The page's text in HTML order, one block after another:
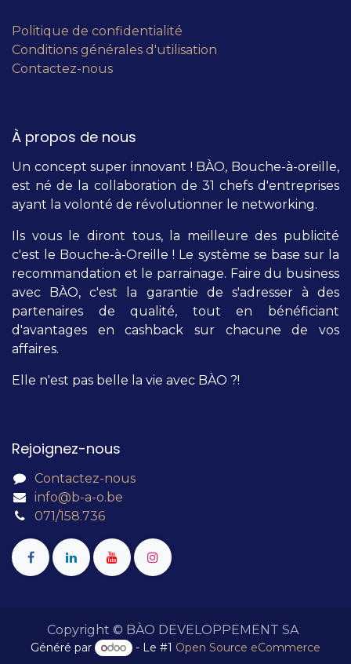
Politique de confidentialité
Conditions générales d'utilisation
Contactez-nous
À propos de nous
Un concept super innovant ! BÀO, Bouche-à-oreille,
est né de la collaboration de 31 chefs d'entreprises
ayant la volonté de révolutionner le networking.
Ils vous le diront tous, la meilleure des publicité
c'est le Bouche-à-Oreille ! Le système se base sur la
recommandation et le parrainage. Faire du business
avec BÀO, c'est la garantie de s'adresser à des
partenaires de qualité, tout en bénéficiant
d'avantages en cashback sur chacune de vos
affaires.
Elle n'est pas belle la vie avec BÀO ?!
Rejoignez-nous
Contactez-nous
info@b-a-o.be
071/158.736
Copyright © BÀO DEVELOPPEMENT SA
Généré par - Le #1 Open Source eCommerce